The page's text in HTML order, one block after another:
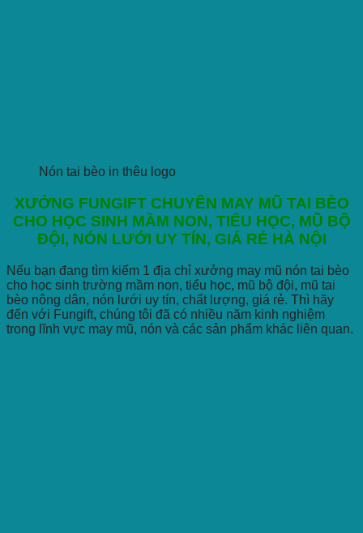
Nón tai bèo in thêu logo
XƯỞNG FUNGIFT CHUYÊN MAY MŨ TAI BÈO
CHO HỌC SINH MẦM NON, TIỂU HỌC, MŨ BỘ
ĐỘI, NÓN LƯỚI UY TÍN, GIÁ RẺ HÀ NỘI
Nếu bạn đang tìm kiếm 1 địa chỉ xưởng may mũ nón tai bèo
cho học sinh trường mầm non, tiểu học, mũ bộ đội, mũ tai
bèo nông dân, nón lưới uy tín, chất lượng, giá rẻ. Thì hãy
đến với Fungift, chúng tôi đã có nhiều năm kinh nghiệm
trong lĩnh vực may mũ, nón và các sản phẩm khác liên quan.